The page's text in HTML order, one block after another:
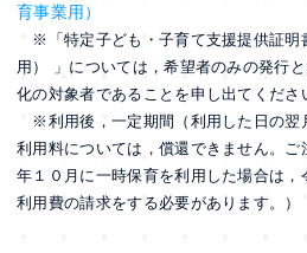
育事業用）
※「特定子ども・子育て支援提供証明
用） 」については，希望者のみの発行
化の対象者であることを申し出てくださ
※利用後，一定期間（利用した日の翌
利用料については，償還できません。ご
年１０月に一時保育を利用した場合は
利用費の請求をする必要があります。）